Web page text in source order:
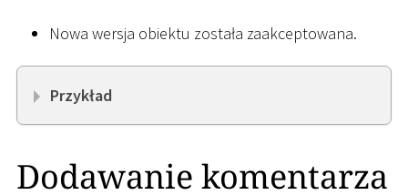
Nowa wersja obiektu została zaakceptowana.
Przykład
Dodawanie komentarza